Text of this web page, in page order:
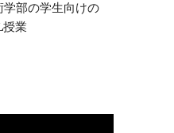
部の学生向けの
授業